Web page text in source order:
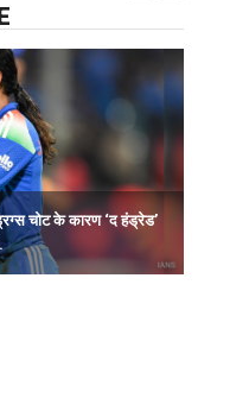
चोट के कारण ‘द हंड्रेड’